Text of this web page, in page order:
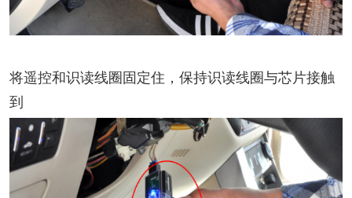
将遥控和识读线圈固定住，保持识读线圈与芯片接触
到